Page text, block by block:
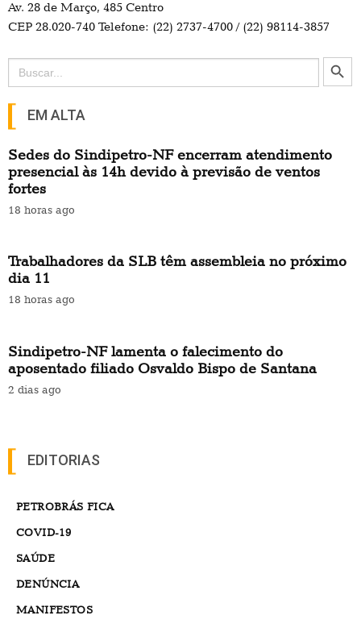
Av. 28 de Março, 485 Centro
CEP 28.020-740 Telefone: (22) 2737-4700 / (22) 98114-3857
Search
for:
Search Button
EM ALTA
Sedes do Sindipetro-NF encerram atendimento
presencial às 14h devido à previsão de ventos
fortes
18 horas ago
Trabalhadores da SLB têm assembleia no próximo
dia 11
18 horas ago
Sindipetro-NF lamenta o falecimento do
aposentado filiado Osvaldo Bispo de Santana
2 dias ago
EDITORIAS
PETROBRÁS FICA
COVID-19
SAÚDE
DENÚNCIA
MANIFESTOS